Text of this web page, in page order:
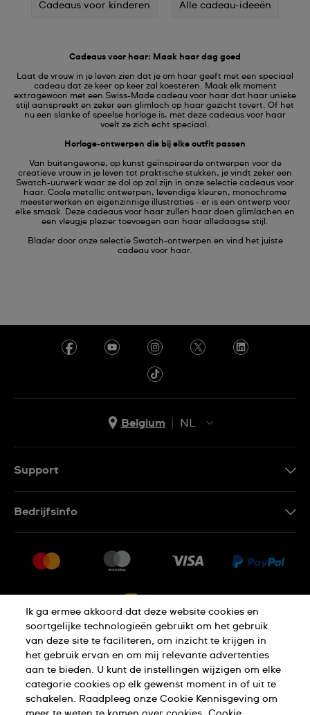
Cadeaus voor kinderen Alle cadeau-ideeën
Cadeaus voor haar: Maak haar dag goed
Laat de vrouw in je leven zien dat je om haar geeft met een speciaal
cadeau dat ze keer op keer zal koesteren. Maak elk moment
extragewoon met een Swiss-Made cadeau voor haar dat haar unieke
stijl aanspreekt en zeker een glimlach op haar gezicht tovert. Of het
nu een slanke of speelse horloge is, met deze cadeaus voor haar
voelt ze zich echt speciaal.
Horloge-ontwerpen die bij elke outfit passen
Van buitengewone, op kunst geïnspireerde ontwerpen voor de
creatieve vrouw in je leven tot praktische stukken, je vindt zeker een
Swatch-uurwerk waar ze dol op zal zijn in onze selectie cadeaus voor
haar. Coole metallic ontwerpen, levendige kleuren, monochrome
meesterwerken en eigenzinnige illustraties - er is een ontwerp voor
elke smaak. Deze cadeaus voor haar zullen haar doen glimlachen en
een vleugje plezier toevoegen aan haar alledaagse stijl.
Blader door onze selectie Swatch-ontwerpen en vind het juiste
cadeau voor haar.
Belgium
NL
Support
Retournering
Verkoopvoorwaarden
Annulering van de overeenkomst
Bedrijfsinfo
Vacatures
Privacy Verklaring Cookies
Gebruiksvoorwaarden
Ik ga ermee akkoord dat deze website cookies en
soortgelijke technologieën gebruikt om het gebruik
van deze site te faciliteren, om inzicht te krijgen in
het gebruik ervan en om mij relevante advertenties
aan te bieden. U kunt de instellingen wijzigen om elke
categorie cookies op elk gewenst moment in of uit te
schakelen. Raadpleeg onze Cookie Kennisgeving om